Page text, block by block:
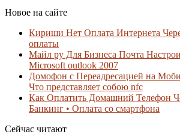
Новое на сайте
Кириши Нет Оплата Интернета
оплаты
Майл ру Для Бизнеса Почта
Microsoft outlook 2007
Домофон с Переадресацией на
Что представляет собою nfc
Как Оплатить Домашний Телефон
Банкинг • Оплата со смартфона
Сейчас читают